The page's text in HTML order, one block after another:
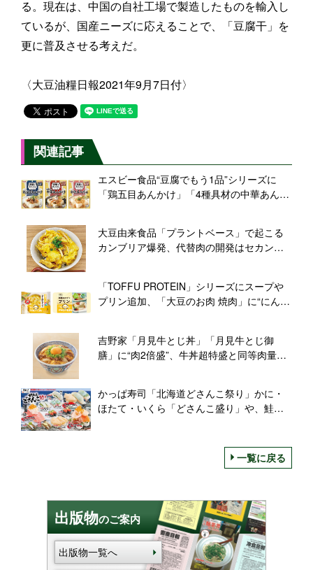
る。現在は、中国の自社工場で製造したものを輸入し
ているが、国産ニーズに応えることで、「豆腐干」を
更に普及させる考えだ。
〈大豆油糧日報2021年9月7日付〉
関連記事
エスビー食品“豆腐でもう1品”シリーズに
「鶏五目あんかけ」「4種具材の中華あんか
大豆由来食品「プラントベース」で起こる
カンブリア爆発、代替肉の開発はセカンド
「TOFFU PROTEIN」シリーズにスープや
プリン追加、「大豆のお肉 焼肉」に“にんに
吉野家「月見牛とじ丼」「月見牛とじ御
膳」に“肉2倍盛”、牛丼超特盛と同等肉量に
かっぱ寿司「北海道どさんこ祭り」かに・
ほたて・いくら「どさんこ盛り」や、鮭い
一覧に戻る
出版物のご案内
出版物一覧へ